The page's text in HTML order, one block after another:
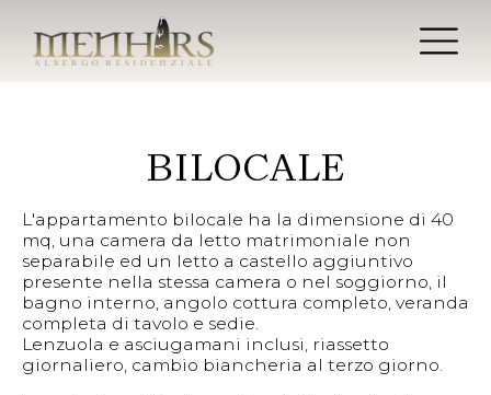
BILOCALE
L'appartamento bilocale ha la dimensione di 40
mq, una camera da letto matrimoniale non
separabile ed un letto a castello aggiuntivo
presente nella stessa camera o nel soggiorno, il
bagno interno, angolo cottura completo, veranda
completa di tavolo e sedie.
Lenzuola e asciugamani inclusi, riassetto
giornaliero, cambio biancheria al terzo giorno.